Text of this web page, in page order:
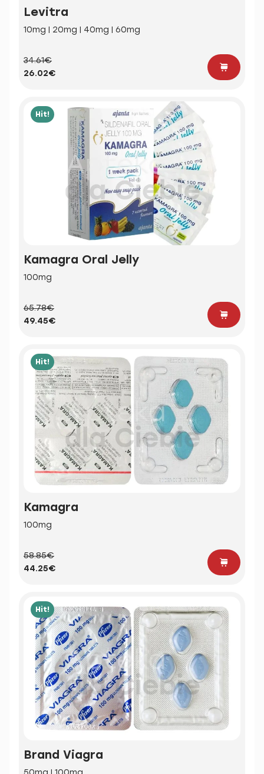
Levitra
10mg | 20mg | 40mg | 60mg
34.61€
26.02€
Hit!
Kamagra Oral Jelly
100mg
65.78€
49.45€
Hit!
Kamagra
100mg
58.85€
44.25€
Hit!
Brand Viagra